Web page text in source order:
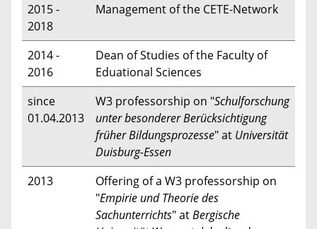
2015 -
2018
Management of the CETE-Network
2014 -
2016
Dean of Studies of the Faculty of
Eduational Sciences
since
01.04.2013
W3 professorship on "Schulforschung
unter besonderer Berücksichtigung
früher Bildungsprozesse" at Universität
Duisburg-Essen
2013
Offering of a W3 professorship on
"Empirie und Theorie des
Sachunterrichts" atBergische